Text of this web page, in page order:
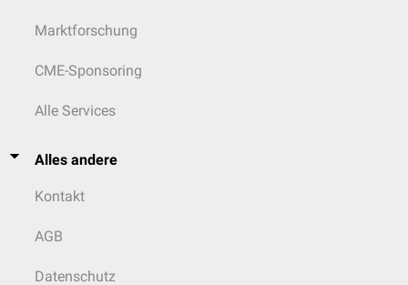
Marktforschung
CME-Sponsoring
Alle Services
Alles andere
Kontakt
AGB
Datenschutz